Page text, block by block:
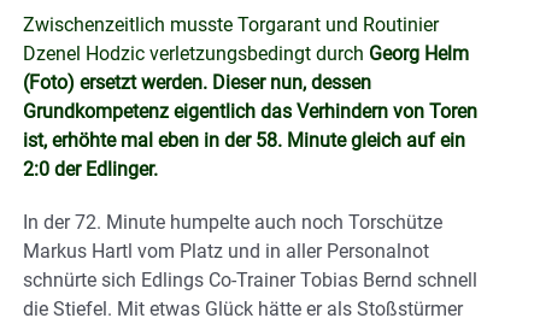
Zwischenzeitlich musste Torgarant und Routinier
Dzenel Hodzic verletzungsbedingt durch Georg Helm
(Foto) ersetzt werden. Dieser nun, dessen
Grundkompetenz eigentlich das Verhindern von Toren
ist, erhöhte mal eben in der 58. Minute gleich auf ein
2:0 der Edlinger.
In der 72. Minute humpelte auch noch Torschütze
Markus Hartl vom Platz und in aller Personalnot
schnürte sich Edlings Co-Trainer Tobias Bernd schnell
die Stiefel. Mit etwas Glück hätte er als Stoßstürmer